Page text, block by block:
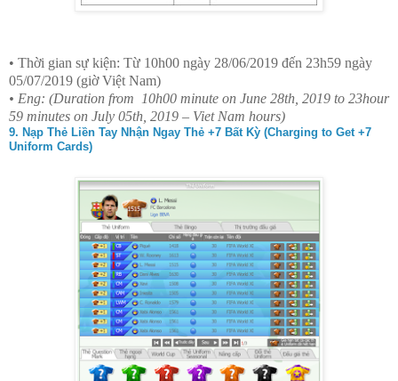
• Thời gian sự kiện: Từ 10h00 ngày 28/06/2019 đến 23h59 ngày
05/07/2019 (giờ Việt Nam)
• Eng: (Duration from
10h00 minute on June 28th, 2019 to 23hour
59 minutes on July 05th, 2019 – Viet Nam hours)
9. Nạp Thẻ Liền Tay Nhận Ngay Thẻ +7 Bất Kỳ (Charging to Get +7
Uniform Cards)